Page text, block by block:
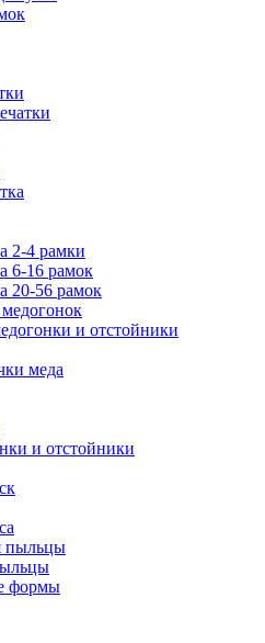
2-4 рамки
6-16 рамок
20-56 рамок
и отстойники
меда
и отстойники
пыльцы
формы